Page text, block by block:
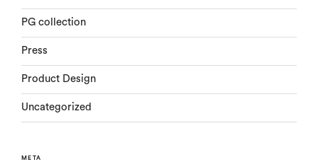
PG collection
Press
Product Design
Uncategorized
META